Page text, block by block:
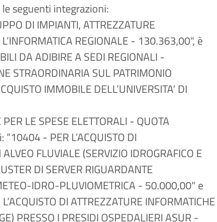
seguenti integrazioni:
DI IMPIANTI, ATTREZZATURE
REGIONALE - 130.363,00", è
DA ADIBIRE A SEDI REGIONALI -
STRAORDINARIA SUL PATRIMONIO
IMMOBILE DELL’UNIVERSITA’ DI
LE SPESE ELETTORALI - QUOTA
- PER L’ACQUISTO DI
FLUVIALE (SERVIZIO IDROGRAFICO E
DI SERVER RIGUARDANTE
IDRO-PLUVIOMETRICA - 50.000,00" e
DI ATTREZZATURE INFORMATICHE
PRESSO I PRESIDI OSPEDALIERI ASUR -